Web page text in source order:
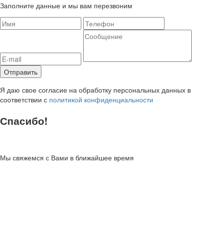
Заполните данные и мы вам перезвоним
Я даю свое согласие на обработку персональных данных в
соответствии с политикой конфиденциальности
Спасибо!
Мы свяжемся с Вами в ближайшее время